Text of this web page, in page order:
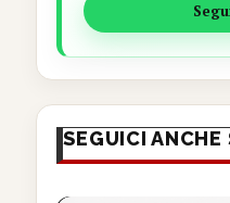
SEGUICI ANCHE